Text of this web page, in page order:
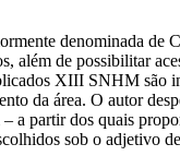
denominada de
de possibilitar
XIII SNHM são
da área. O autor
dos quais
sob o adjetivo